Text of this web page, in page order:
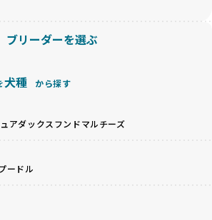
確認を通じて厳しく評価しています。
勢までも丁寧に確認しています。
結果は透明性を持って公開されている
を選んでも安心して子犬をお迎えいた
流通構造、劣悪な飼育環境といった課
います。優良ブリーダーとの直接取引
きな負担がかかります。このような環
的なしつけにも悪影響を与える可能性
クションを介さずに直接飼い主に渡す
す。また、彼らはお迎え先を自身で確
心して暮らせる環境を整えるために直
します。
ーダーは、広範囲に販売するためにペ
ションを活用し、子犬の心身への影響
使わない」の詳細はこちら
ブリーダーを選ぶ
犬種 から探す
アダックスフンドマルチーズ
ードル